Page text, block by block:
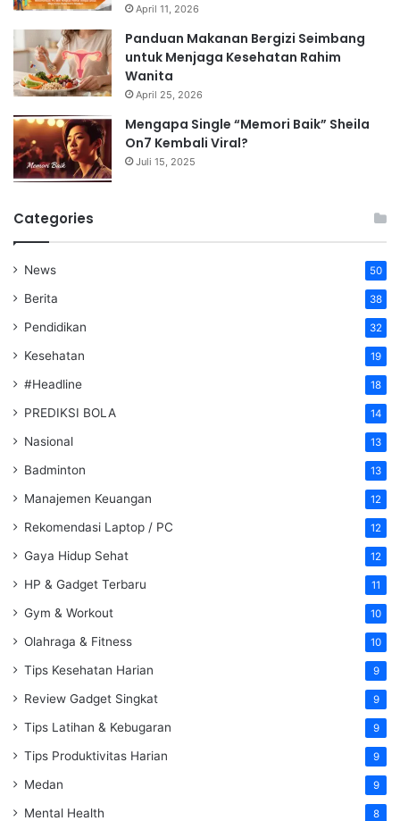
April 11, 2026
Panduan Makanan Bergizi Seimbang
untuk Menjaga Kesehatan Rahim
Wanita
April 25, 2026
Mengapa Single “Memori Baik” Sheila
On7 Kembali Viral?
Juli 15, 2025
Categories
News 50
Berita 38
Pendidikan 32
Kesehatan 19
#Headline 18
PREDIKSI BOLA 14
Nasional 13
Badminton 13
Manajemen Keuangan 12
Rekomendasi Laptop / PC 12
Gaya Hidup Sehat 12
HP & Gadget Terbaru 11
Gym & Workout 10
Olahraga & Fitness 10
Tips Kesehatan Harian 9
Review Gadget Singkat 9
Tips Latihan & Kebugaran 9
Tips Produktivitas Harian 9
Medan 9
Mental Health 8